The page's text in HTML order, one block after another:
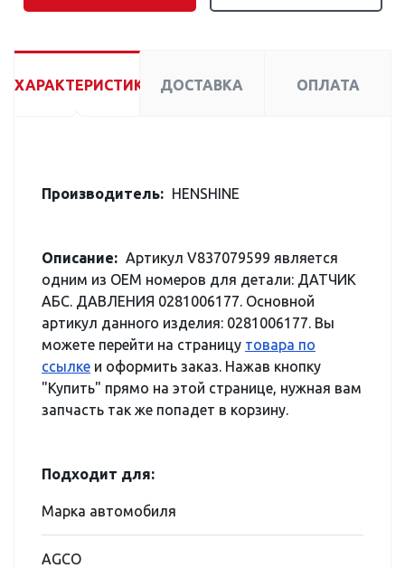
ХАРАКТЕРИСТИКИ ДОСТАВКА ОПЛАТА
Производитель: HENSHINE
Описание: Артикул V837079599 является
одним из OEM номеров для детали: ДАТЧИК
АБС. ДАВЛЕНИЯ 0281006177. Основной
артикул данного изделия: 0281006177. Вы
можете перейти на страницу товара по
ссылке и оформить заказ. Нажав кнопку
"Купить" прямо на этой странице, нужная вам
запчасть так же попадет в корзину.
Подходит для:
Марка автомобиля
AGCO